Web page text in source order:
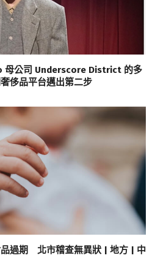
母公司 Underscore District 的多
侈品平台邁出第二步
品過期 北市稽查無異狀 | 地方 | 中